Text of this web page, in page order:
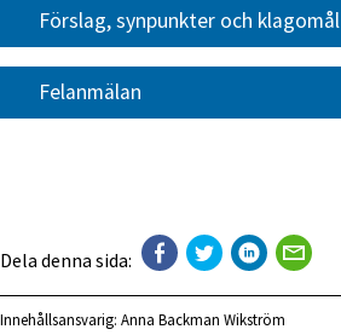
Förslag, synpunkter och klagomål
Felanmälan
Dela denna sida:
Innehållsansvarig: Anna Backman Wikström